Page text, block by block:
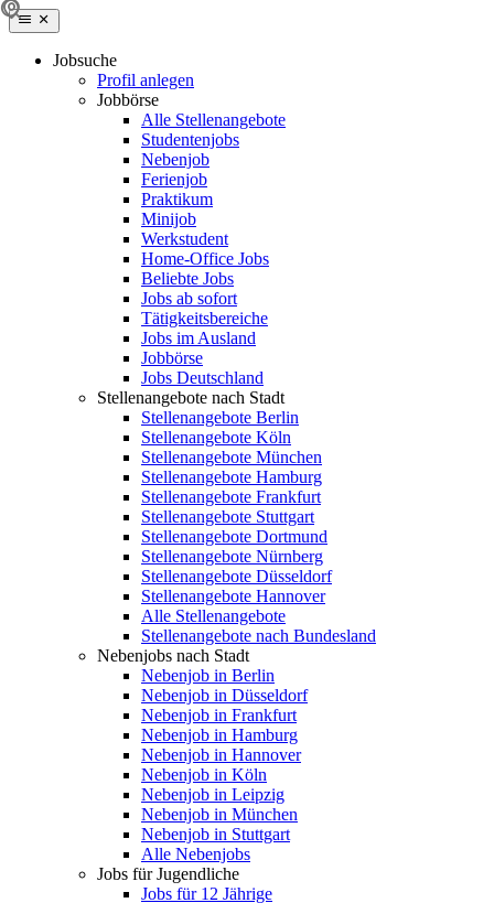
Jobsuche
Profil anlegen
Jobbörse
Alle Stellenangebote
Studentenjobs
Nebenjob
Ferienjob
Praktikum
Minijob
Werkstudent
Home-Office Jobs
Beliebte Jobs
Jobs ab sofort
Tätigkeitsbereiche
Jobs im Ausland
Jobbörse
Jobs Deutschland
Stellenangebote nach Stadt
Stellenangebote Berlin
Stellenangebote Köln
Stellenangebote München
Stellenangebote Hamburg
Stellenangebote Frankfurt
Stellenangebote Stuttgart
Stellenangebote Dortmund
Stellenangebote Nürnberg
Stellenangebote Düsseldorf
Stellenangebote Hannover
Alle Stellenangebote
Stellenangebote nach Bundesland
Nebenjobs nach Stadt
Nebenjob in Berlin
Nebenjob in Düsseldorf
Nebenjob in Frankfurt
Nebenjob in Hamburg
Nebenjob in Hannover
Nebenjob in Köln
Nebenjob in Leipzig
Nebenjob in München
Nebenjob in Stuttgart
Alle Nebenjobs
Jobs für Jugendliche
Jobs für 12 Jährige